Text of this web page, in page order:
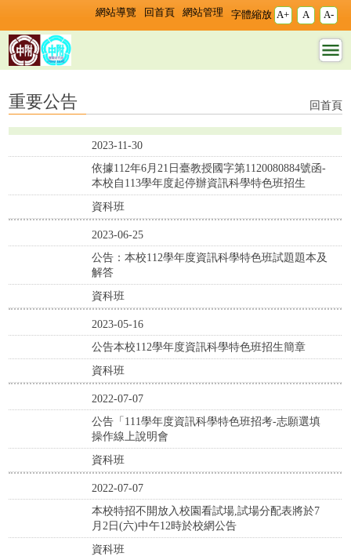
網站導覽 回首頁 網站管理 字體縮放 A+ A A-
重要公告 - 資科班 - 國立臺灣師範大
重要公告 回首頁
2023-11-30
依據112年6月21日臺教授國字第1120080884號函-
本校自113學年度起停辦資訊科學特色班招生
資科班
2023-06-25
公告：本校112學年度資訊科學特色班試題題本及
解答
資科班
2023-05-16
公告本校112學年度資訊科學特色班招生簡章
資科班
2022-07-07
公告「111學年度資訊科學特色班招考-志願選填
操作線上說明會
資科班
2022-07-07
本校特招不開放入校園看試場,試場分配表將於7
月2日(六)中午12時於校網公告
資科班